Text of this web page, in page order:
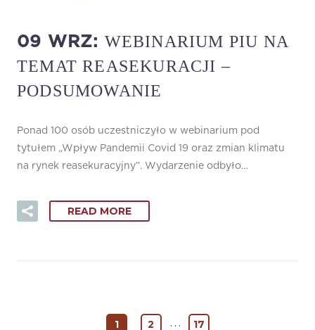
09 WRZ: WEBINARIUM PIU NA
TEMAT REASEKURACJI –
PODSUMOWANIE
Ponad 100 osób uczestniczyło w webinarium pod
tytułem „Wpływ Pandemii Covid 19 oraz zmian klimatu
na rynek reasekuracyjny”. Wydarzenie odbyło…
READ MORE
1 2 … 17